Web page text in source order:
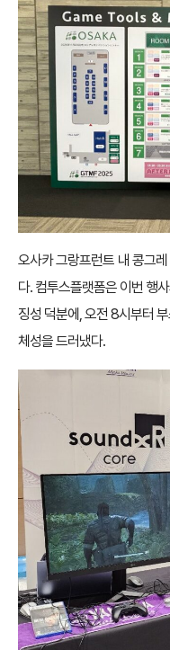
오사카 그랑프런트 내 콩그
다. 컴투스플랫폼은 이번 행
징성 덕분에, 오전 8시부터
체성을 드러냈다.